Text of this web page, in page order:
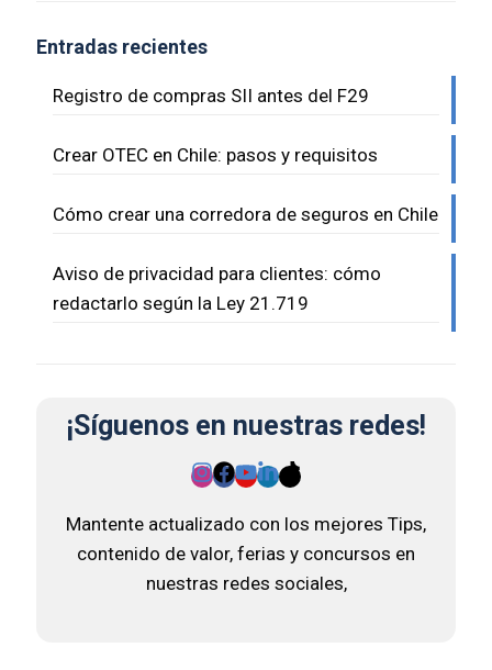
Entradas recientes
Registro de compras SII antes del F29
Crear OTEC en Chile: pasos y requisitos
Cómo crear una corredora de seguros en Chile
Aviso de privacidad para clientes: cómo
redactarlo según la Ley 21.719
¡Síguenos en nuestras redes!
Mantente actualizado con los mejores Tips,
contenido de valor, ferias y concursos en
nuestras redes sociales,